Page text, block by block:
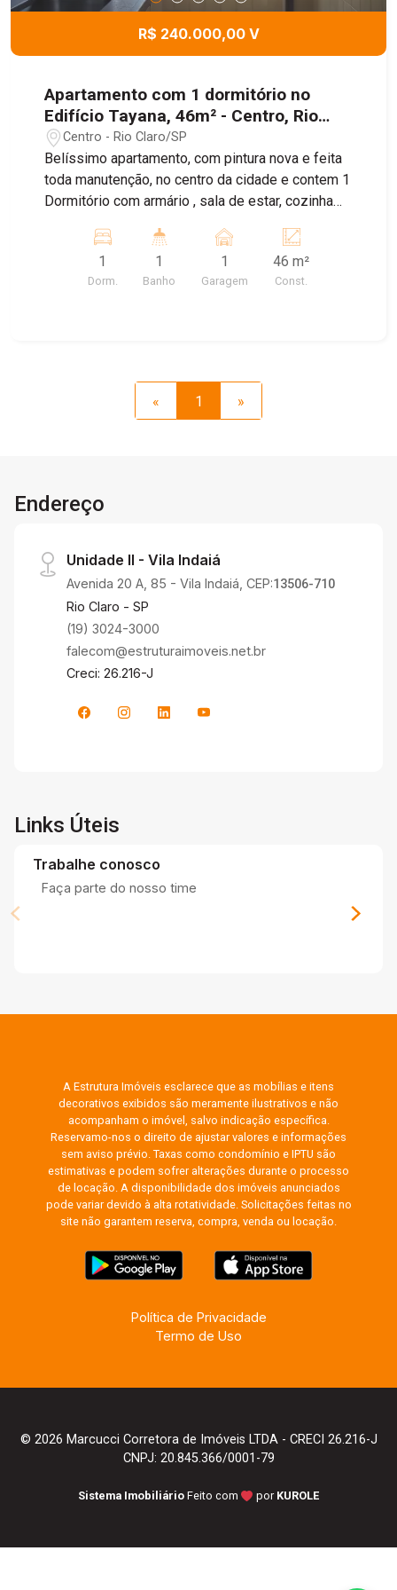
R$ 240.000,00 V
Apartamento com 1 dormitório no
Edifício Tayana, 46m² - Centro, Rio
Claro/SP
Centro - Rio Claro/SP
Belíssimo apartamento, com pintura nova e feita
toda manutenção, no centro da cidade e contem 1
Dormitório com armário , sala de estar, cozinha
armário e Área de serviço. Perto de Farmácias,
Padaria, Supermercado, tudo ao alcance.
1
Dorm.
1
Banho
1
Garagem
46 m²
Const.
« 1 »
Endereço
Unidade II - Vila Indaiá
Avenida 20 A, 85 - Vila Indaiá, CEP:13506-710
Rio Claro - SP
(19) 3024-3000
falecom@estruturaimoveis.net.br
Creci: 26.216-J
Links Úteis
Trabalhe conosco
Faça parte do nosso time
A Estrutura Imóveis esclarece que as mobílias e itens
decorativos exibidos são meramente ilustrativos e não
acompanham o imóvel, salvo indicação específica.
Reservamo-nos o direito de ajustar valores e informações
sem aviso prévio. Taxas como condomínio e IPTU são
estimativas e podem sofrer alterações durante o processo
de locação. A disponibilidade dos imóveis anunciados
pode variar devido à alta rotatividade. Solicitações feitas no
site não garantem reserva, compra, venda ou locação.
Política de Privacidade
Termo de Uso
© 2026 Marcucci Corretora de Imóveis LTDA - CRECI 26.216-J
CNPJ: 20.845.366/0001-79
Sistema Imobiliário Feito com por KUROLE